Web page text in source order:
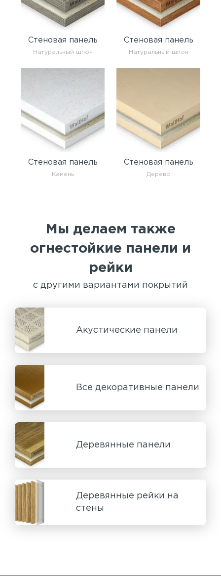
Стеновая панель
Натуральный шпон
Стеновая панель
Натуральный шпон
Стеновая панель
Камень
Стеновая панель
Дерево
Мы делаем также
огнестойкие панели и
рейки
с другими вариантами покрытий
Акустические панели
Все декоративные панели
Деревянные панели
Деревянные рейки на
стены